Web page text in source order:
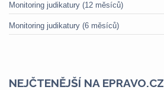
Monitoring judikatury (12 měsíců)
Monitoring judikatury (6 měsíců)
NEJČTENĚJŠÍ NA EPRAVO.CZ